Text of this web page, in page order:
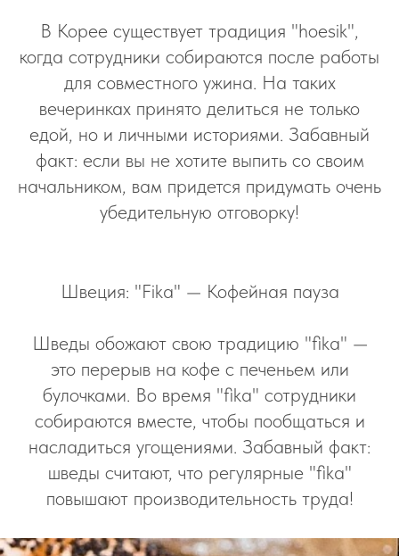
В Корее существует традиция "hoesik",
когда сотрудники собираются после работы
для совместного ужина. На таких
вечеринках принято делиться не только
едой, но и личными историями. Забавный
факт: если вы не хотите выпить со своим
начальником, вам придется придумать очень
убедительную отговорку!
Швеция: "Fika" — Кофейная пауза
Шведы обожают свою традицию "fika" —
это перерыв на кофе с печеньем или
булочками. Во время "fika" сотрудники
собираются вместе, чтобы пообщаться и
насладиться угощениями. Забавный факт:
шведы считают, что регулярные "fika"
повышают производительность труда!